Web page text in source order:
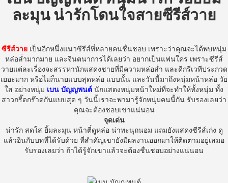
ละมุน น่ารักโดนใจสายซีรีส์วาย
ซีรีส์วาย เป็นอีกหนึ่งแนวซีรีส์ที่หลายคนชื่นชอบ เพราะว่าคุณจะได้พบหนุ่ม
หล่อล่ำมากมาย และจินตนาการได้เลยว่า อยากเป็นแฟนใคร เพราะซีรีส์
วายแต่ละเรื่องจะสรรหานักแสดงชายที่มีความหล่อล่ำ และดีกรีเวทีประกวด
เยอะมาก หรือไม่ก็นายแบบสุดหล่อ แบบนั้น และวันนี้มาถึงหนุ่มหน้าหล่อ วัย
ใส อย่างหนุ่ม เบน บัญญพนต์ นักแสดงหนุ่มหน้าใหม่ที่จะทำให้ทั้งหนุ่ม ทั้ง
สาวกรี๊ดกร๊าดกันแบบสุด ๆ วันนี้เราจะพามารู้จักหนุ่มคนนี้กัน รับรองเลยว่า
คุณจะต้องชอบเขาแน่นอน
จุดเด่น
น่ารัก สดใส ยิ้มละมุน หน้าตี๋ดูหล่อ น่าทะนุถนอม แถมยังแสดงซีรีส์เก่ง ดู
แล้วอินกับบทที่ได้รับด้วย ที่สำคัญเขายังมีผลงานออกมาให้ติดตามอยู่เสมอ
รับรองเลยว่า ถ้าได้รู้จักเขาแล้วจะต้องชื่นชอบอย่างแน่นอน